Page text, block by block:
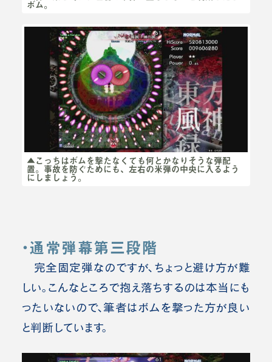
ボム。
▲こっちはボムを撃たなくても何とかなりそうな弾配
置。事故を防ぐためにも、左右の米弾の中央に入るよう
にしましょう。
・通常弾幕第三段階
完全固定弾なのですが、ちょっと避け方が難
しい。こんなところで抱え落ちするのは本当にも
ったいないので、筆者はボムを撃った方が良い
と判断しています。